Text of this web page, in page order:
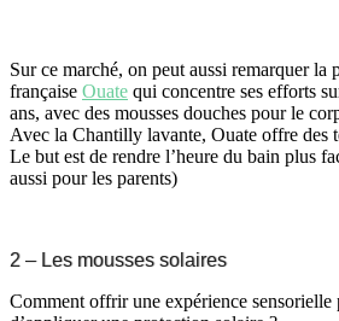
Sur ce marché, on peut aussi remarquer la
française Ouate qui concentre ses efforts
ans, avec des mousses douches pour le
Avec la Chantilly lavante, Ouate offre des
Le but est de rendre l’heure du bain plus
aussi pour les parents)
2 – Les mousses solaires
Comment offrir une expérience sensorielle